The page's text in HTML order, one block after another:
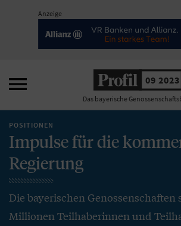
Anzeige
 09 2023
Das bayerische
POSITIONEN
Impulse für die
Regierung
Die bayerischen Genossenschaften
Millionen Teilhaberinnen und